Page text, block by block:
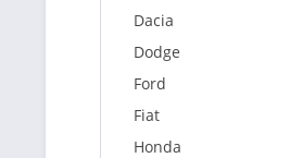
Dacia
Dodge
Ford
Fiat
Honda